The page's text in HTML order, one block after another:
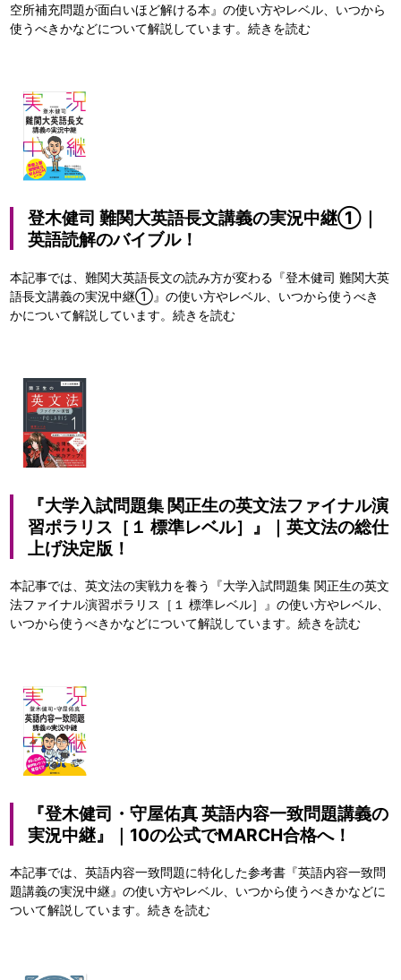
空所補充問題が面白いほど解ける本』の使い方やレベル、いつから
使うべきかなどについて解説しています。続きを読む
登木健司 難関大英語長文講義の実況中継①｜
英語読解のバイブル！
本記事では、難関大英語長文の読み方が変わる『登木健司 難関大英
語長文講義の実況中継①』の使い方やレベル、いつから使うべき
かについて解説しています。続きを読む
『大学入試問題集 関正生の英文法ファイナル演
習ポラリス［１ 標準レベル］』｜英文法の総仕
上げ決定版！
本記事では、英文法の実戦力を養う『大学入試問題集 関正生の英文
法ファイナル演習ポラリス［１ 標準レベル］』の使い方やレベル、
いつから使うべきかなどについて解説しています。続きを読む
『登木健司・守屋佑真 英語内容一致問題講義の
実況中継』｜10の公式でMARCH合格へ！
本記事では、英語内容一致問題に特化した参考書『英語内容一致問
題講義の実況中継』の使い方やレベル、いつから使うべきかなどに
ついて解説しています。続きを読む